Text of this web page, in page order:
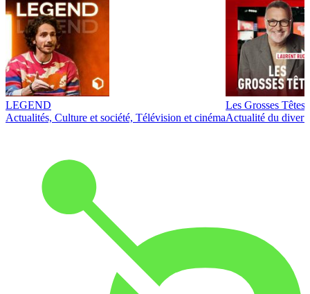
LEGEND
Actualités, Culture et société, Télévision et cinéma
Les Grosses Têtes
Actualité du